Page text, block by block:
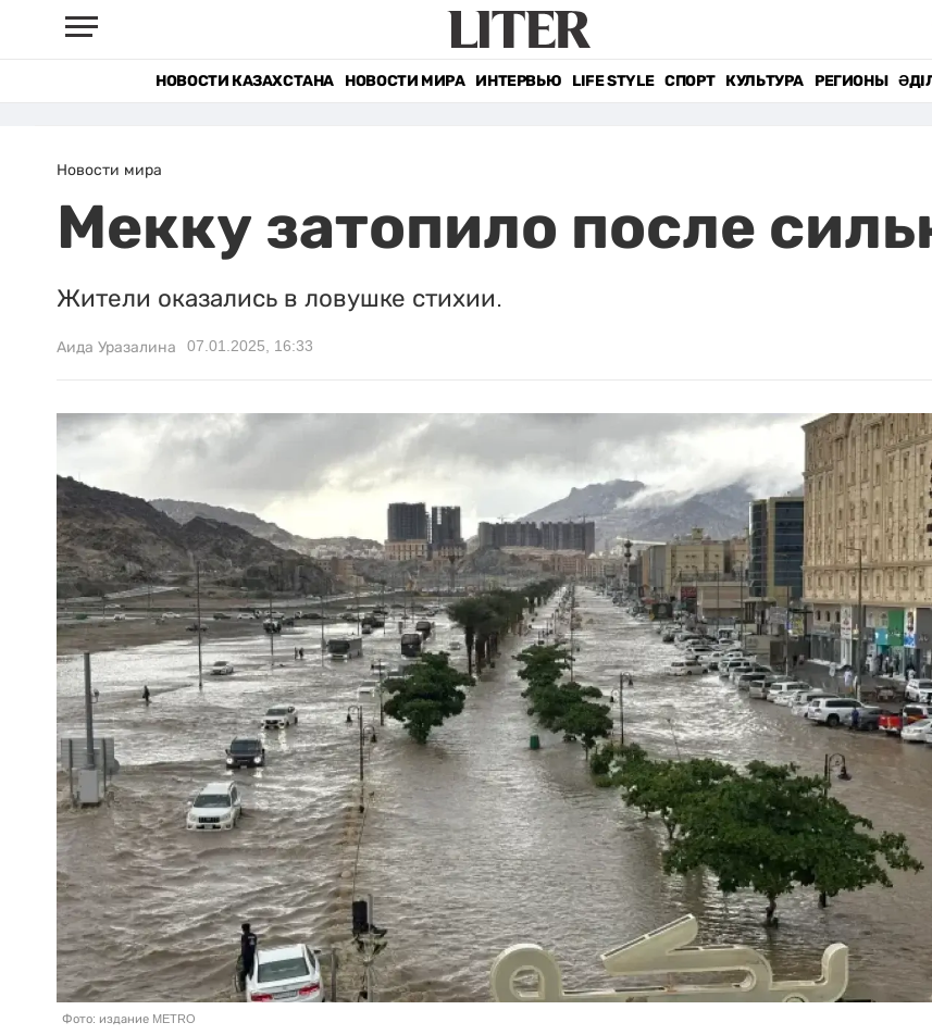
НОВОСТИ КАЗАХСТАНА НОВОСТИ МИРА ИНТЕРВЬЮ LIFE STYLE СПОРТ КУЛЬТУРА РЕГИОНЫ
Новости мира
Мекку затопило после
Жители оказались в ловушке стихии.
Аида Уразалина 07.01.2025, 16:33
Фото: издание METRO